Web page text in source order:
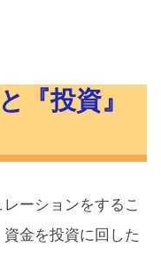
『投資』
ーションをするこ
金を投資に回した